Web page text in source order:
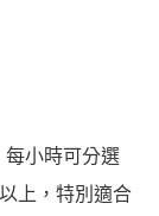
每小時可分選
上，特別適合